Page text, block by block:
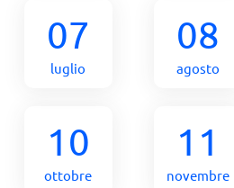
07
luglio
08
agosto
10
ottobre
11
novembre